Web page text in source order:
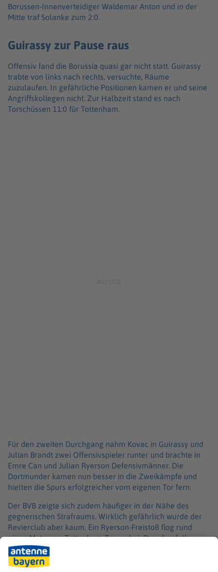
Borussen-Innenverteidiger Waldemar Anton und in der
Mitte traf Solanke zum 2:0.
Guirassy zur Pause raus
Offensiv fand die Borussia quasi gar nicht statt. Guirassy
trabte von links nach rechts, versuchte, Räume
zuzulaufen. In gefährliche Positionen kamen er und seine
Angriffskollegen nicht. Zur Halbzeit stand es nach
Torschüssen 11:0 für Tottenham.
Für den zweiten Durchgang nahm Kovac in Guirassy und
Julian Brandt zwei Offensivspieler runter und brachte in
Emre Can und Julian Ryerson Defensivmänner. Die
Dortmunder kamen nun besser in die Zweikämpfe und
hielten die Spurs erfolgreicher vom eigenen Tor fern.
Der BVB zeigte sich zudem häufiger in der Nähe des
gegnerischen Strafraums. Wirklich gefährlich wurde der
Revierclub aber kaum. Ein Ryerson-Freistoß flog rund
einen Meter am Tottenham-Tor vorbei. Der ebenfalls
später eingewechselte Fábio Silva traf den Ball in guter
Position nicht richtig. Schlotterbeck scheiterte per Kopf an
Spurs-Keeper Guglielmo Vicario. Auf der Gegenseite